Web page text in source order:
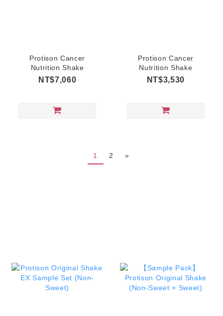
Protison Cancer
Nutrition Shake
NT$7,060
Protison Cancer
Nutrition Shake
NT$3,530
1 2 »